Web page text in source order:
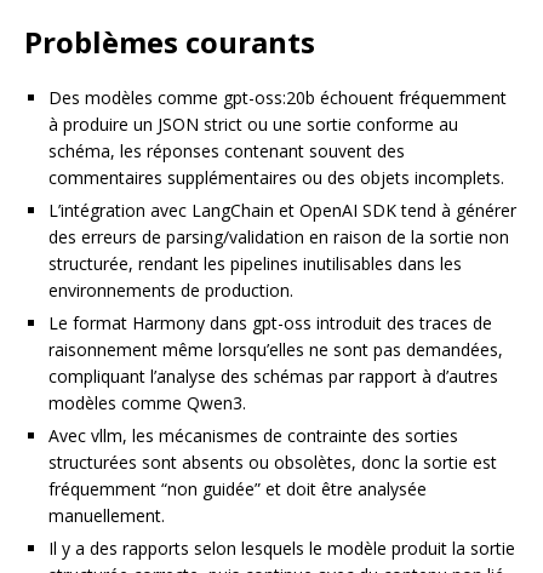
Problèmes courants
Des modèles comme gpt-oss:20b échouent fréquemment
à produire un JSON strict ou une sortie conforme au
schéma, les réponses contenant souvent des
commentaires supplémentaires ou des objets incomplets.
L’intégration avec LangChain et OpenAI SDK tend à générer
des erreurs de parsing/validation en raison de la sortie non
structurée, rendant les pipelines inutilisables dans les
environnements de production.
Le format Harmony dans gpt-oss introduit des traces de
raisonnement même lorsqu’elles ne sont pas demandées,
compliquant l’analyse des schémas par rapport à d’autres
modèles comme Qwen3.
Avec vllm, les mécanismes de contrainte des sorties
structurées sont absents ou obsolètes, donc la sortie est
fréquemment “non guidée” et doit être analysée
manuellement.
Il y a des rapports selon lesquels le modèle produit la sortie